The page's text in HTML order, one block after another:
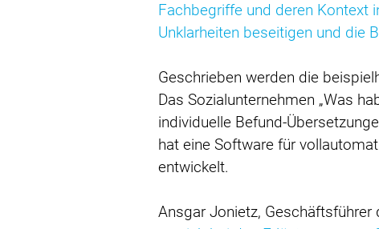
Fachbegriffe und deren Kontext
Unklarheiten beseitigen und die
Geschrieben werden die
Das Sozialunternehmen „Was
individuelle Befund-
hat eine Software für
entwickelt.
Ansgar Jonietz, Geschäftsführer